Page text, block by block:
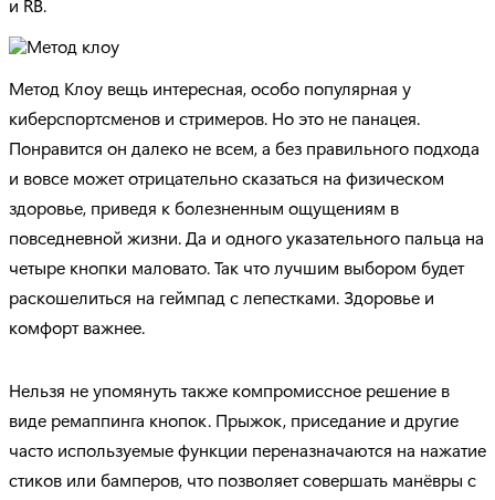
и RB.
Метод Клоу вещь интересная, особо популярная у
киберспортсменов и стримеров. Но это не панацея.
Понравится он далеко не всем, а без правильного подхода
и вовсе может отрицательно сказаться на физическом
здоровье, приведя к болезненным ощущениям в
повседневной жизни. Да и одного указательного пальца на
четыре кнопки маловато. Так что лучшим выбором будет
раскошелиться на геймпад с лепестками. Здоровье и
комфорт важнее.
Нельзя не упомянуть также компромиссное решение в
виде ремаппинга кнопок. Прыжок, приседание и другие
часто используемые функции переназначаются на нажатие
стиков или бамперов, что позволяет совершать манёвры с